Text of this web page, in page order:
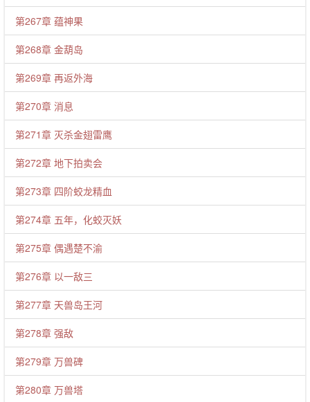
第267章 蕴神果
第268章 金葫岛
第269章 再返外海
第270章 消息
第271章 灭杀金翅雷鹰
第272章 地下拍卖会
第273章 四阶蛟龙精血
第274章 五年，化蛟灭妖
第275章 偶遇楚不渝
第276章 以一敌三
第277章 天兽岛王河
第278章 强敌
第279章 万兽碑
第280章 万兽塔